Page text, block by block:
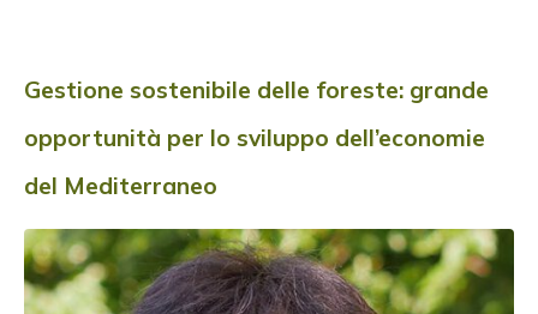
Gestione sostenibile delle foreste: grande
opportunità per lo sviluppo dell’economie
del Mediterraneo